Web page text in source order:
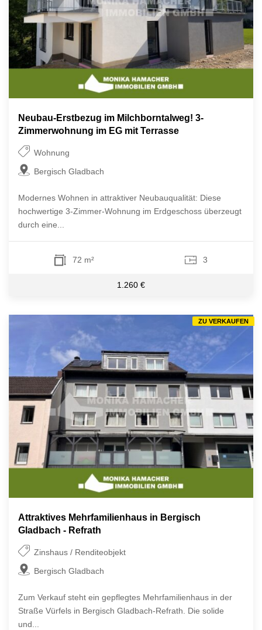
Neubau-Erstbezug im Milchborntalweg! 3-
Zimmerwohnung im EG mit Terrasse
Wohnung
Bergisch Gladbach
Modernes Wohnen in attraktiver Neubauqualität: Diese
hochwertige 3-Zimmer-Wohnung im Erdgeschoss überzeugt
durch eine...
72 m² 3
1.260 €
Attraktives Mehrfamilienhaus in Bergisch
Gladbach - Refrath
Zinshaus / Renditeobjekt
Bergisch Gladbach
Zum Verkauf steht ein gepflegtes Mehrfamilienhaus in der
Straße Vürfels in Bergisch Gladbach-Refrath. Die solide
und...
ZU VERKAUFEN